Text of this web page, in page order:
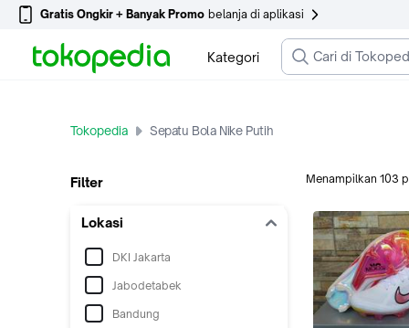
Gratis Ongkir + Banyak Promo belanja di aplikasi
Kategori
Tokopedia Sepatu Bola Nike Putih
Filter
Lokasi
DKI Jakarta
Jabodetabek
Bandung
Menampilkan 103